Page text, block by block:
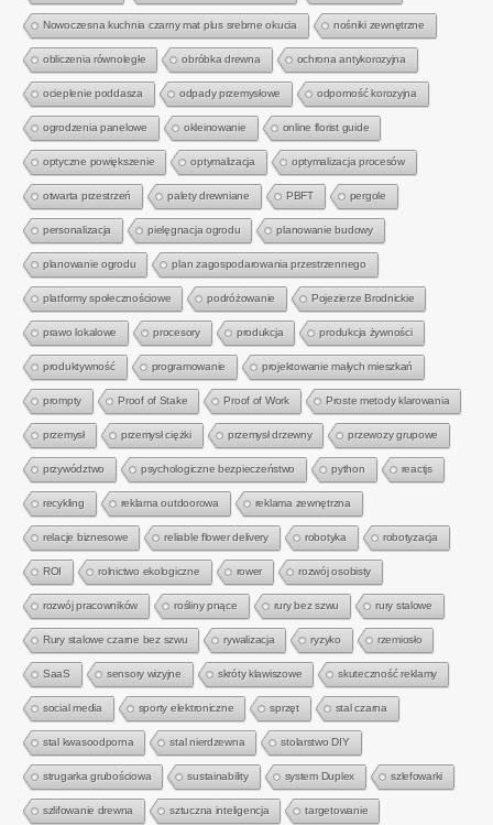
Nowoczesna kuchnia czarny mat plus srebrne okucia nośniki zewnętrzne
obliczenia równoległe obróbka drewna ochrona antykorozyjna
ocieplenie poddasza odpady przemysłowe odporność korozyjna
ogrodzenia panelowe okleinowanie online florist guide
optyczne powiększenie optymalizacja optymalizacja procesów
otwarta przestrzeń palety drewniane PBFT pergole
personalizacja pielęgnacja ogrodu planowanie budowy
planowanie ogrodu plan zagospodarowania przestrzennego
platformy społecznościowe podróżowanie Pojezierze Brodnickie
prawo lokalowe procesory produkcja produkcja żywności
produktywność programowanie projektowanie małych mieszkań
prompty Proof of Stake Proof of Work Proste metody klarowania
przemysł przemysł ciężki przemysł drzewny przewozy grupowe
przywództwo psychologiczne bezpieczeństwo python reactjs
recykling reklama outdoorowa reklama zewnętrzna
relacje biznesowe reliable flower delivery robotyka robotyzacja
ROI rolnictwo ekologiczne rower rozwój osobisty
rozwój pracowników rośliny pnące rury bez szwu rury stalowe
Rury stalowe czarne bez szwu rywalizacja ryzyko rzemiosło
SaaS sensory wizyjne skróty klawiszowe skuteczność reklamy
social media sporty elektroniczne sprzęt stal czarna
stal kwasoodporna stal nierdzewna stolarstwo DIY
strugarka grubościowa sustainability system Duplex szlefowarki
szlifowanie drewna sztuczna inteligencja targetowanie